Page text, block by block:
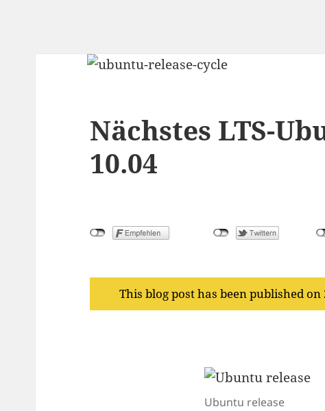
Nächstes LTS-
10.04
This blog post has been published
Ubuntu release